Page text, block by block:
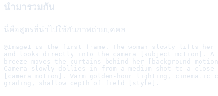
นำมารวมกัน
นี่คือสูตรที่นำไปใช้กับภาพถ่ายบุคคล
@Image1 is the first frame. The woman slowly lifts her
and looks directly into the camera [subject motion]. A
breeze moves the curtains behind her [background
Camera slowly dollies in from a medium shot to a close-
[camera motion]. Warm golden-hour lighting, cinematic